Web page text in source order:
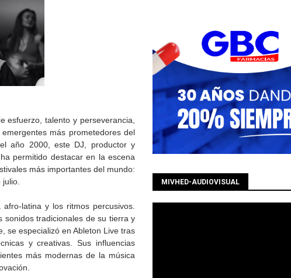
talento y perseverancia,
más prometedores del
año 2000, este DJ, productor y
permitido destacar en la escena
más importantes del mundo:
latina y los ritmos percusivos.
sonidos tradicionales de su tierra y
se especializó en Ableton Live tras
y creativas. Sus influencias
más modernas de la música
MIVHED-AUDIOVISUAL